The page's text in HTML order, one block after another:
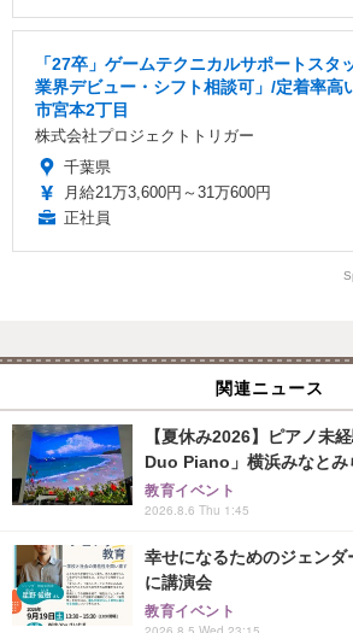
「27卒」ゲームテクニカルサポートスタ
業界デビュー・シフト相談可」/定着率高
市宮本2丁目
株式会社プロジェクトトリガー
千葉県
月給21万3,600円～31万600円
正社員
関連ニュース
【夏休み2026】ピアノ未
Duo Piano」横浜みなとみ
教育イベント
2026.8.6 Thu 1:45
幸せになるためのジェン
に講演会
教育イベント